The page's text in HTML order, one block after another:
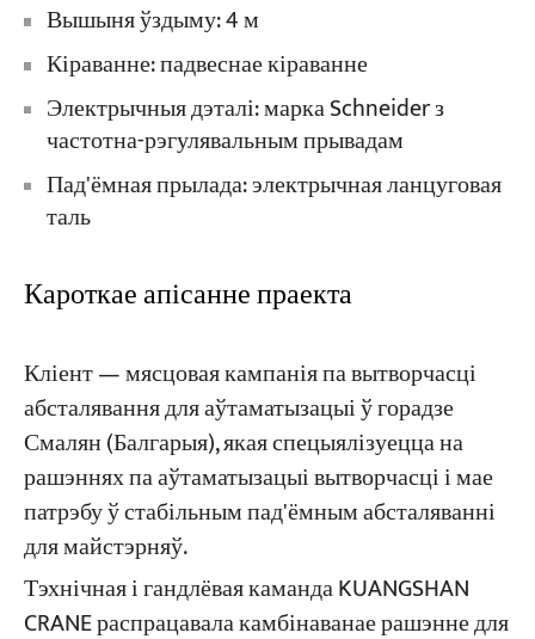
Вышыня ўздыму: 4 м
Кіраванне: падвеснае кіраванне
Электрычныя дэталі: марка Schneider з
частотна-рэгулявальным прывадам
Пад'ёмная прылада: электрычная ланцуговая
таль
Кароткае апісанне праекта
Кліент — мясцовая кампанія па вытворчасці
абсталявання для аўтаматызацыі ў горадзе
Смалян (Балгарыя), якая спецыялізуецца на
рашэннях па аўтаматызацыі вытворчасці і мае
патрэбу ў стабільным пад'ёмным абсталяванні
для майстэрняў.
Тэхнічная і гандлёвая каманда KUANGSHAN
CRANE распрацавала камбінаванае рашэнне для